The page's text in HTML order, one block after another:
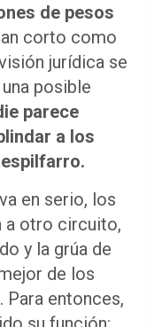
de pesos
corto como
jurídica se
posible
parece
a los
en serio, los
a otro circuito,
y la grúa de
de los
Para entonces,